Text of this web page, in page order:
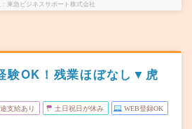
東急ビジネスサポート株式会社
験OK！残業ほぼなし▼虎
支給あり 土日祝日が休み WEB登録OK